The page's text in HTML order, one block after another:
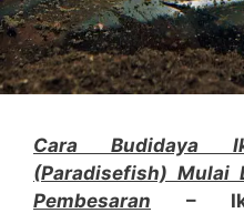
Cara Budidaya
(Paradisefish) Mulai
Pembesaran –